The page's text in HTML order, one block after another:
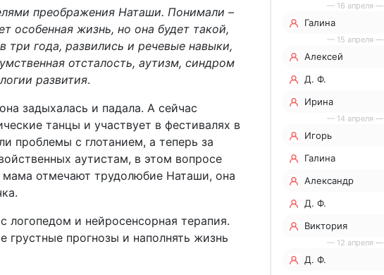
преображения Наташи. Понимали –
особенная жизнь, но она будет такой,
года, развились и речевые навыки,
отсталость, аутизм, синдром
развития.
задыхалась и падала. А сейчас
танцы и участвует в фестивалях в
проблемы с глотанием, а теперь за
аутистам, в этом вопросе
мама отмечают трудолюбие Наташи, она
логопедом и нейросенсорная терапия.
прогнозы и наполнять жизнь
— 16 апреля —
Галина
— 15 апреля —
Алексей
Д. Ф.
Ирина
— 14 апреля —
Игорь
Поспелов
Галина
Александр
Д. Ф.
Виктория
— 12 апреля —
Д. Ф.